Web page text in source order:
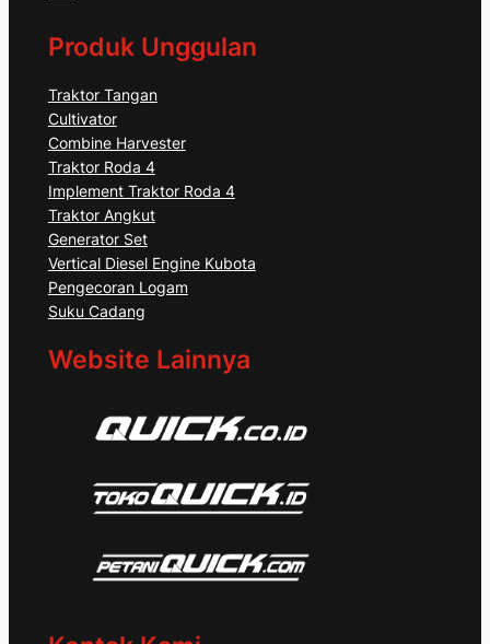
Produk Unggulan
Traktor Tangan
Cultivator
Combine Harvester
Traktor Roda 4
Implement Traktor Roda 4
Traktor Angkut
Generator Set
Vertical Diesel Engine Kubota
Pengecoran Logam
Suku Cadang
Website Lainnya